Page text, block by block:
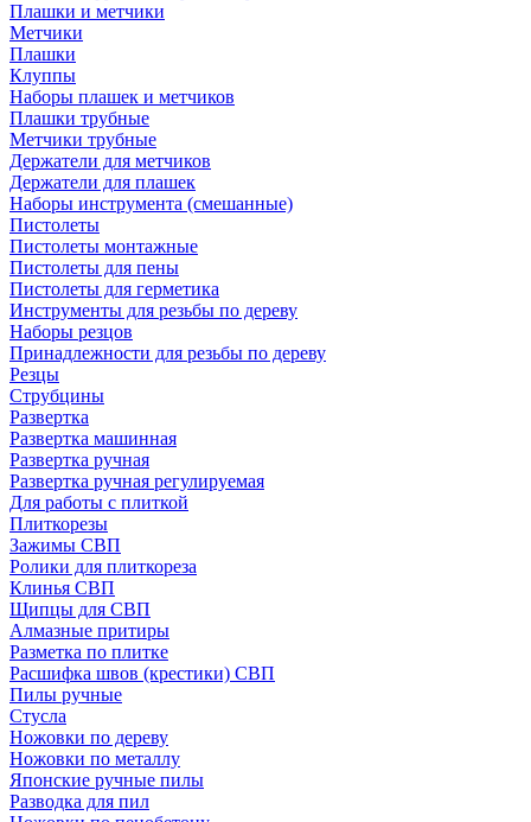
Плашки и метчики
Метчики
Плашки
Клуппы
Наборы плашек и метчиков
Плашки трубные
Метчики трубные
Держатели для метчиков
Держатели для плашек
Наборы инструмента (смешанные)
Пистолеты
Пистолеты монтажные
Пистолеты для пены
Пистолеты для герметика
Инструменты для резьбы по дереву
Наборы резцов
Принадлежности для резьбы по дереву
Резцы
Струбцины
Развертка
Развертка машинная
Развертка ручная
Развертка ручная регулируемая
Для работы с плиткой
Плиткорезы
Зажимы СВП
Ролики для плиткореза
Клинья СВП
Щипцы для СВП
Алмазные притиры
Разметка по плитке
Расшифка швов (крестики) СВП
Пилы ручные
Стусла
Ножовки по дереву
Ножовки по металлу
Японские ручные пилы
Разводка для пил